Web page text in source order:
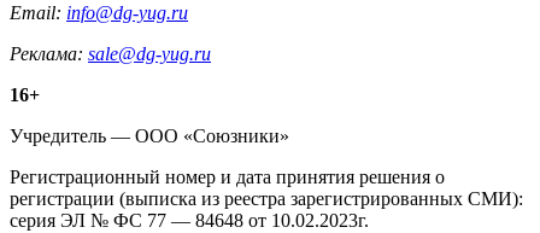
Email: info@dg-yug.ru
Реклама: sale@dg-yug.ru
Информация
о
издании
16+
Учредитель — ООО «Союзники»
Регистрационный номер и дата принятия решения о
регистрации (выписка из реестра зарегистрированных СМИ):
серия ЭЛ № ФС 77 — 84648 от 10.02.2023г.